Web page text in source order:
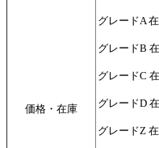
価格・在庫
グレードA
グレードB
グレードC
グレードD
グレードZ